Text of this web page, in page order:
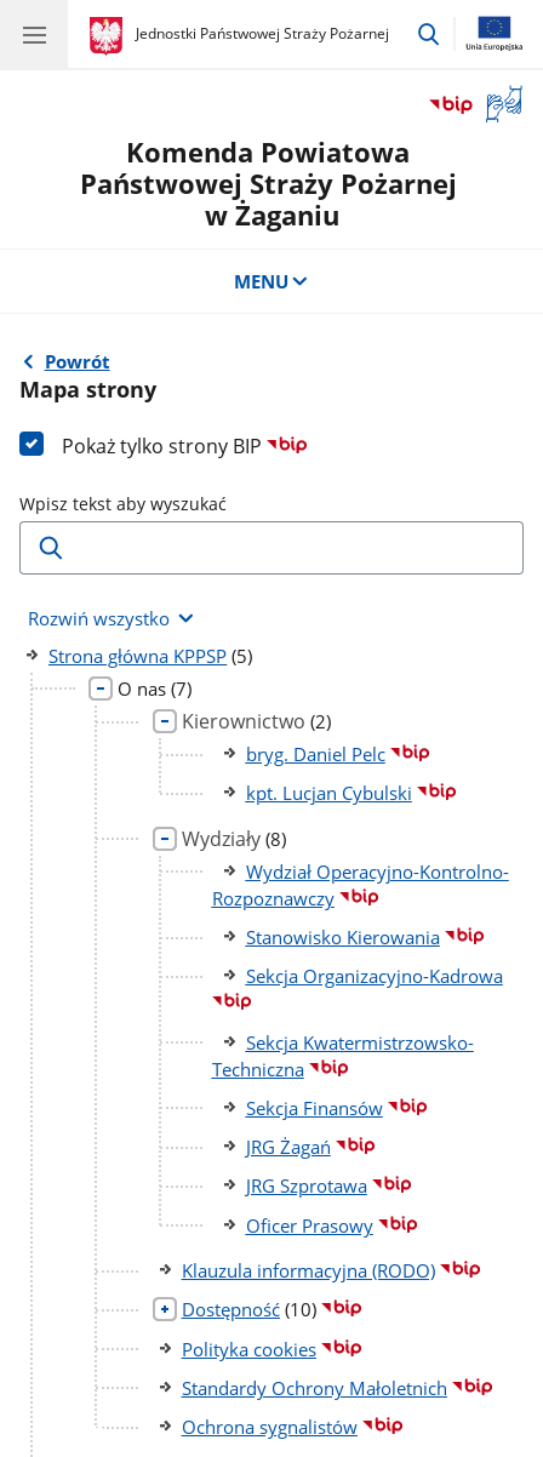
gov.pl
Jednostki Państwowej Straży Pożarnej
gov.pl
Jednostki
przejdź
okno
Komenda Powiatowa
Państwowej Straży Pożarnej
w Żaganiu
MENU
Powrót
Mapa strony
Pokaż tylko strony BIP
Wpisz tekst aby wyszukać
Rozwiń wszystko
Strona główna KPPSP liczba
(5)
O nas liczba
podstron
(7)
Kierownictwo liczba
podstron
(2)
bryg. Daniel Pelc
kpt. Lucjan Cybulski
Wydziały liczba
podstron
(8)
Wydział Operacyjno-Kontrolno-
Rozpoznawczy
Stanowisko Kierowania
Sekcja Organizacyjno-Kadrowa
Sekcja Kwatermistrzowsko-
Techniczna
Sekcja Finansów
JRG Żagań
JRG Szprotawa
Oficer Prasowy
Klauzula informacyjna (RODO)
Dostępność liczba
podstron
(10)
Polityka cookies
Standardy Ochrony Małoletnich
Ochrona sygnalistów